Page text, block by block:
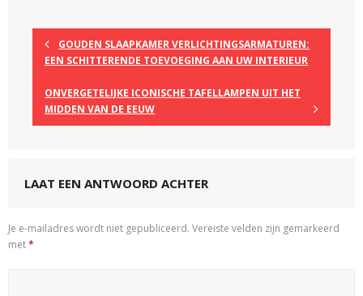
GOUDEN SLAAPKAMER VERLICHTINGSARMATUREN:
EEN SCHITTERENDE TOEVOEGING AAN UW INTERIEUR
ONVERGETELIJKE ICONISCHE TAFELLAMPEN UIT HET
MIDDEN VAN DE EEUW
LAAT EEN ANTWOORD ACHTER
Je e-mailadres wordt niet gepubliceerd. Vereiste velden zijn gemarkeerd
met*